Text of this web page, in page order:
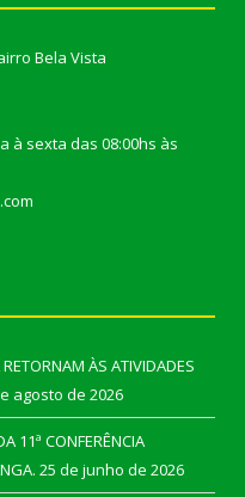
Bela Vista
à sexta das 08:00hs às
ÀS ATIVIDADES
agosto de 2026
11ª CONFERÊNCIA
25 de junho de 2026